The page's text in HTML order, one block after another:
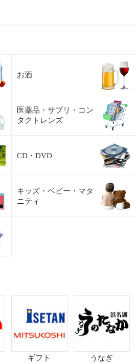
お酒
医薬品・サプリ・コン
タクトレンズ
CD・DVD
キッズ・ベビー・マタ
ニティ
ギフト うなぎ